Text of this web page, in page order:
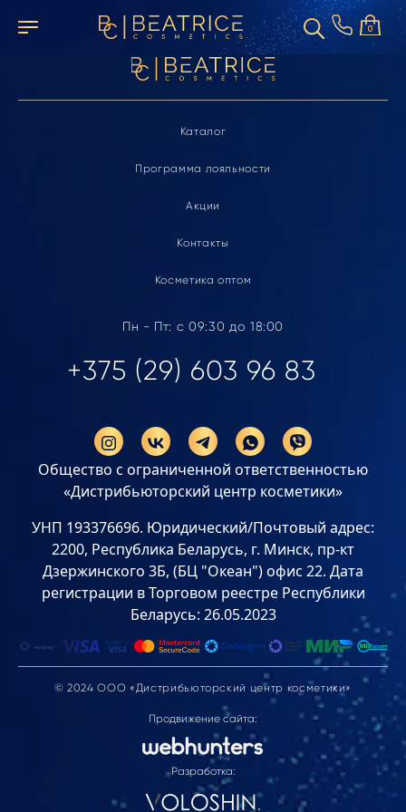
0
Элемент не найден
Каталог
Программа лояльности
Акции
Контакты
Косметика оптом
Пн - Пт: с 09:30 до 18:00
+375 (29) 603 96 83
Общество с ограниченной ответственностью
«Дистрибьюторский центр косметики»
УНП 193376696. Юридический/Почтовый адрес:
2200, Республика Беларусь, г. Минск, пр-кт
Дзержинского 3Б, (БЦ "Океан") офис 22. Дата
регистрации в Торговом реестре Республики
Беларусь: 26.05.2023
© 2024 ООО «Дистрибьюторский центр косметики»
Продвижение сайта:
Разработка: